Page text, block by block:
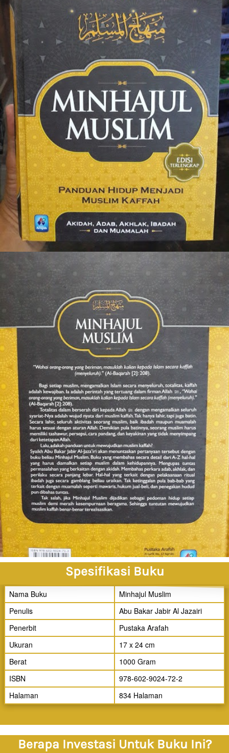
Spesifikasi Buku
Nama Buku
Minhajul Muslim
Penulis
Abu Bakar Jabir Al Jazairi
Penerbit
Pustaka Arafah
Ukuran
17 x 24 cm
Berat
1000 Gram
ISBN
978-602-9024-72-2
Halaman
834 Halaman
Berapa Investasi Untuk Buku Ini?